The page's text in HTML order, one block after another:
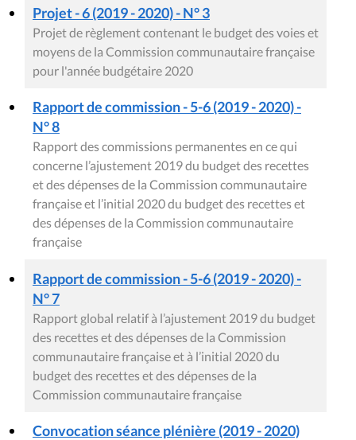
Projet - 6 (2019 - 2020) - N° 3
Projet de règlement contenant le budget des voies et
moyens de la Commission communautaire française
pour l'année budgétaire 2020
Rapport de commission - 5-6 (2019 - 2020) -
N° 8
Rapport des commissions permanentes en ce qui
concerne l’ajustement 2019 du budget des recettes
et des dépenses de la Commission communautaire
française et l’initial 2020 du budget des recettes et
des dépenses de la Commission communautaire
française
Rapport de commission - 5-6 (2019 - 2020) -
N° 7
Rapport global relatif à l’ajustement 2019 du budget
des recettes et des dépenses de la Commission
communautaire française et à l’initial 2020 du
budget des recettes et des dépenses de la
Commission communautaire française
Convocation séance plénière (2019 - 2020)